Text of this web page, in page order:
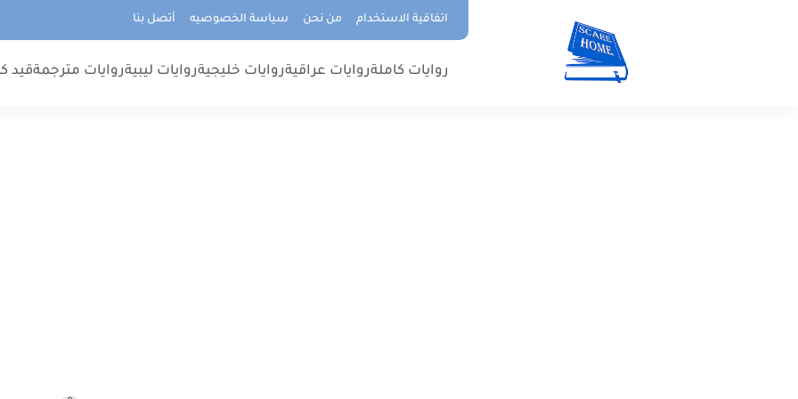
اتفاقية الاستخدام من نحن سياسة الخصوصيه أتصل بنا
روايات كاملةروايات عراقيةروايات خليجيةروايات ليبيةروايات مترجمةقيد